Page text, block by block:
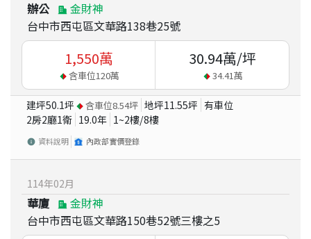
辦公
金財神
台中市西屯區文華路138巷25號
1,550萬
含車位120萬
30.94萬/坪
34.41萬
建坪50.1坪 含車位8.54坪 地坪11.55坪 有車位
2房2廳1衛 19.0年 1~2樓/8樓
資料說明 內政部實價登錄
114年02月
華廈
金財神
台中市西屯區文華路150巷52號三樓之5